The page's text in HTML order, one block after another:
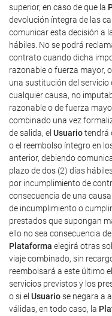
superior, en caso de que la
devolución íntegra de las
comunicar esta decisión a
hábiles. No se podrá
contrato cuando dicha
razonable o fuerza mayor,
una sustitución del servicio
cualquier causa, no
razonable o de fuerza
combinado una vez
de salida, el Usuariotendrá
o el reembolso íntegro en
anterior, debiendo
plazo de dos (2) días
por incumplimiento de
consecuencia de una
de incumplimiento o
prestados que supongan
ello no sea consecuencia
Plataforma elegirá otras
viaje combinado, sin
reembolsará a este último
servicios previstos y los
o si el Usuariose negara a
válidas, en todo caso, la